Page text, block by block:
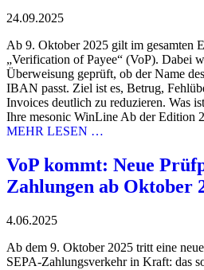
24.09.2025
Ab 9. Oktober 2025 gilt im gesamten
„Verification of Payee“ (VoP). Dabei
Überweisung geprüft, ob der Name
IBAN passt. Ziel ist es, Betrug,
Invoices deutlich zu reduzieren. Was
Ihre mesonic WinLine Ab der Edition
MEHR LESEN …
VoP kommt: Neue
Zahlungen ab Oktober
4.06.2025
Ab dem 9. Oktober 2025 tritt eine
SEPA-Zahlungsverkehr in Kraft: das